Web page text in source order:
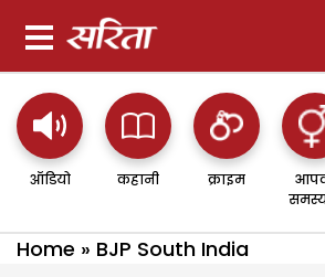
ऑडियो कहानी क्राइम
Home » BJP South India